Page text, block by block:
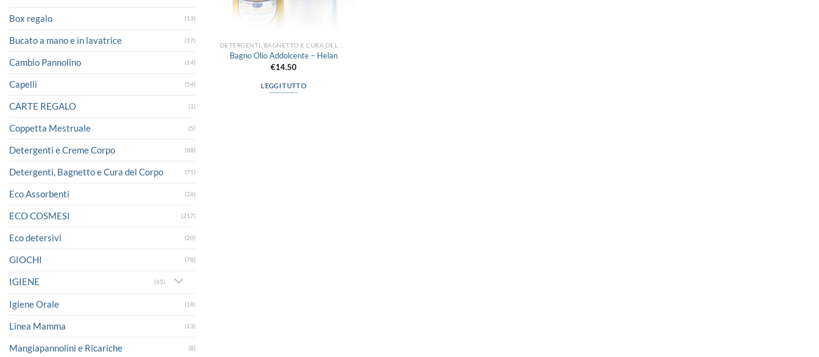
Box regalo (13)
Bucato a mano e in lavatrice (17)
Cambio Pannolino (14)
Capelli (54)
CARTE REGALO (1)
Coppetta Mestruale (5)
Detergenti e Creme Corpo (88)
Detergenti, Bagnetto e Cura del Corpo (71)
Eco Assorbenti (26)
ECO COSMESI (217)
Eco detersivi (20)
GIOCHI (78)
IGIENE (65)
Igiene Orale (18)
Linea Mamma (13)
Mangiapannolini e Ricariche (8)
Bagno Olio Addolcente – Helan
€14.50
LEGGI TUTTO